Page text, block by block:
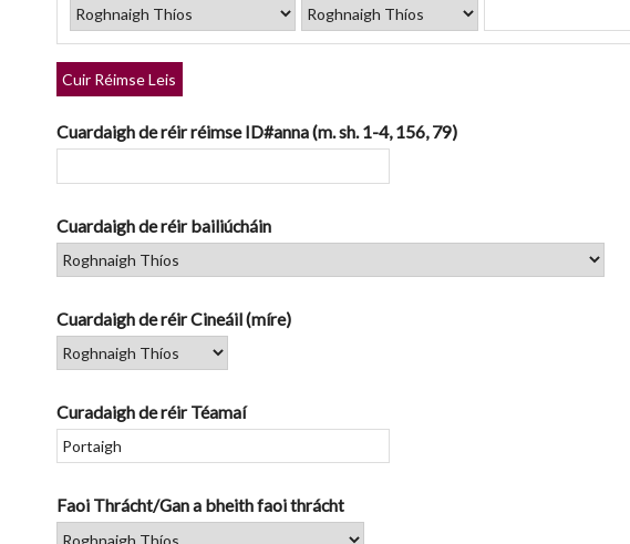
"Teorannaigh
ag
úsáid
sonracha":
Cuir Réimse Leis
Cuardaigh de réir réimse ID#anna (m. sh. 1-4, 156, 79)
Cuardaigh de réir bailiúcháin
Cuardaigh de réir Cineáil (míre)
Curadaigh de réir Téamaí
Faoi Thrácht/Gan a bheith faoi thrácht